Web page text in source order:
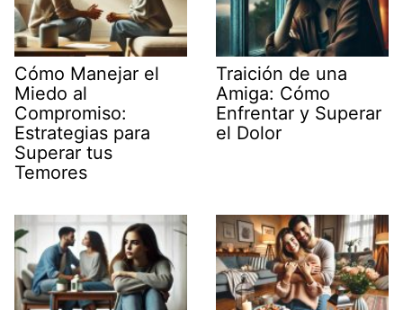
Cómo Manejar el
Miedo al
Compromiso:
Estrategias para
Superar tus
Temores
Traición de una
Amiga: Cómo
Enfrentar y Superar
el Dolor